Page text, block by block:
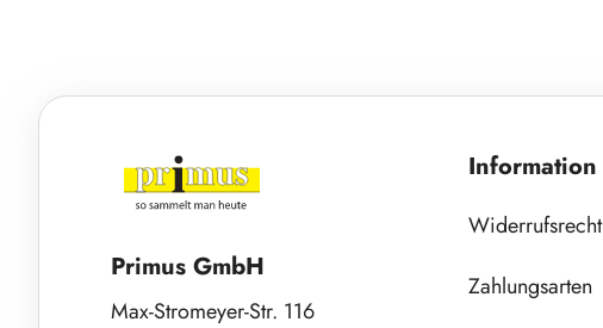
Primus GmbH
Max-Stromeyer-Str. 116
Information
Widerrufsrecht
Zahlungsarten